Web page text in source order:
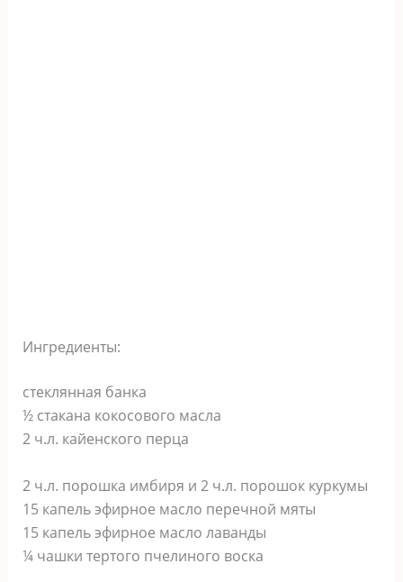
Ингредиенты:
стеклянная банка
½ стакана кокосового масла
2 ч.л. кайенского перца
2 ч.л. порошка имбиря и 2 ч.л. порошок куркумы
15 капель эфирное масло перечной мяты
15 капель эфирное масло лаванды
¼ чашки тертого пчелиного воска